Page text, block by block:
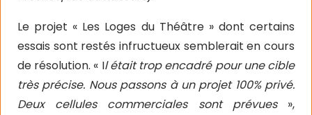
Le projet « Les Loges du Théâtre » dont certains
essais sont restés infructueux semblerait en cours
de résolution. « Il était trop encadré pour une cible
très précise. Nous passons à un projet 100% privé.
Deux cellules commerciales sont prévues »,